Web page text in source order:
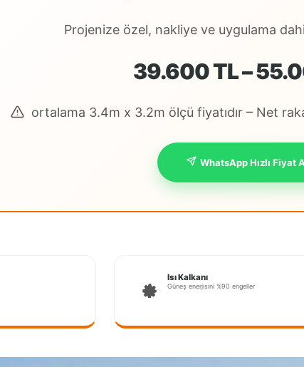
Projenize özel, nakliye ve uygulama
39.600 TL –
ortalama 3.4m x 3.2m ölçü fiyatıdır – Net
WhatsApp Hızlı Fiyat
Isı Kalkanı
Güneş enerjisini %90 engeller